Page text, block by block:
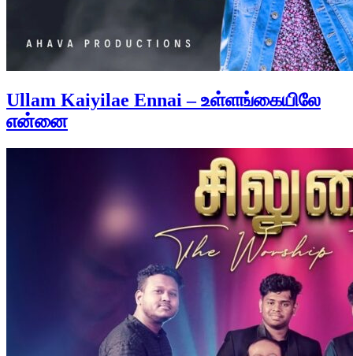
Ullam Kaiyilae Ennai – உள்ளங்கையிலே
என்னை